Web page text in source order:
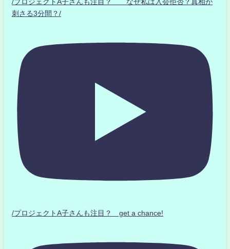
/プロジェクトA子さんも注目？ なぜ私は入会拒否？真相が
刺さる3分間？/
/プロジェクトA子さんも注目？ get a chance!